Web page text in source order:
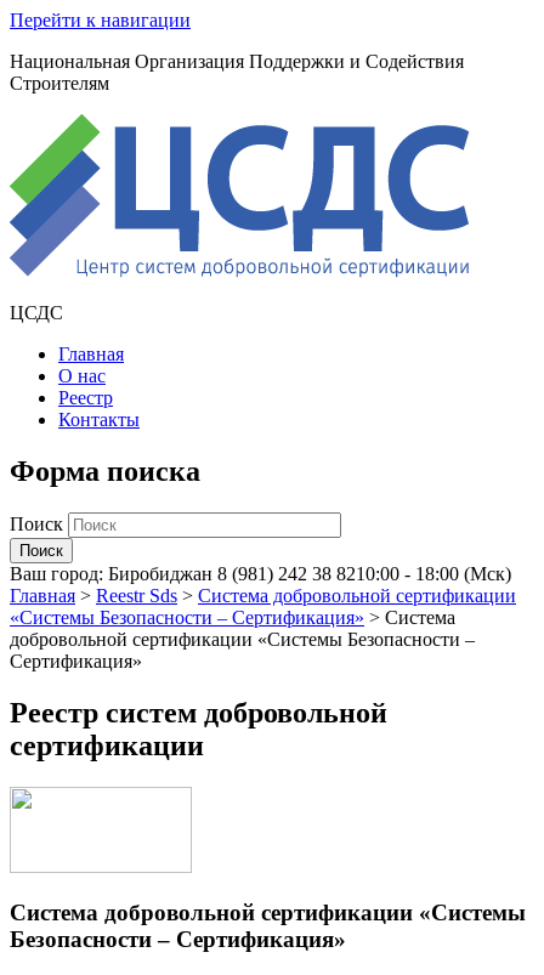
Перейти к навигации
Национальная Организация Поддержки и Содействия
Строителям
ЦСДС
Главная
О нас
Реестр
Контакты
Форма поиска
Поиск
Ваш город: Биробиджан 8 (981) 242 38 8210:00 - 18:00 (Мск)
Главная > Reestr Sds > Система добровольной сертификации
«Системы Безопасности – Сертификация» > Система
добровольной сертификации «Системы Безопасности –
Сертификация»
Реестр систем добровольной
сертификации
Система добровольной сертификации «Системы
Безопасности – Сертификация»